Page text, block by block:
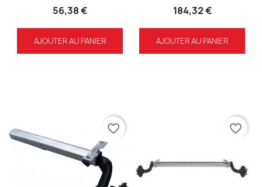
56,38 €
AJOUTER AU PANIER
184,32 €
AJOUTER AU PANIER
favorite_border favorite_border